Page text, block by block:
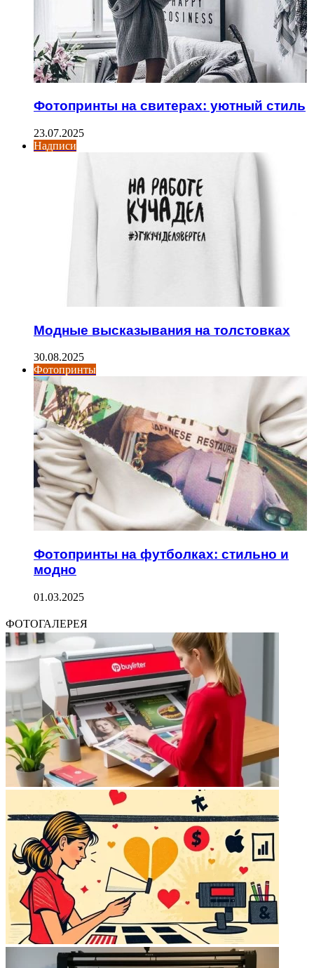
Фотопринты на свитерах: уютный стиль
23.07.2025
Надписи
Модные высказывания на толстовках
30.08.2025
Фотопринты
Фотопринты на футболках: стильно и
модно
01.03.2025
ФОТОГАЛЕРЕЯ